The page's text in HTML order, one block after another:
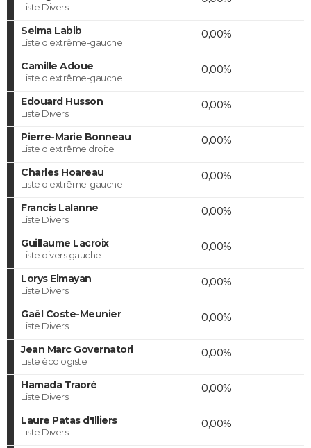
Liste Divers
Selma Labib
Liste d'extrême-gauche
0,00%
Camille Adoue
Liste d'extrême-gauche
0,00%
Edouard Husson
Liste Divers
0,00%
Pierre-Marie Bonneau
Liste d'extrême droite
0,00%
Charles Hoareau
Liste d'extrême-gauche
0,00%
Francis Lalanne
Liste Divers
0,00%
Guillaume Lacroix
Liste divers gauche
0,00%
Lorys Elmayan
Liste Divers
0,00%
Gaël Coste-Meunier
Liste Divers
0,00%
Jean Marc Governatori
Liste écologiste
0,00%
Hamada Traoré
Liste Divers
0,00%
Laure Patas d'Illiers
Liste Divers
0,00%